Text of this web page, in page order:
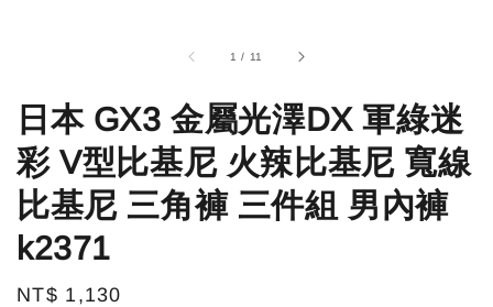
1 / 11
日本 GX3 金屬光澤DX 軍綠迷
彩 V型比基尼 火辣比基尼 寬線
比基尼 三角褲 三件組 男內褲
k2371
Regular
NT$ 1,130